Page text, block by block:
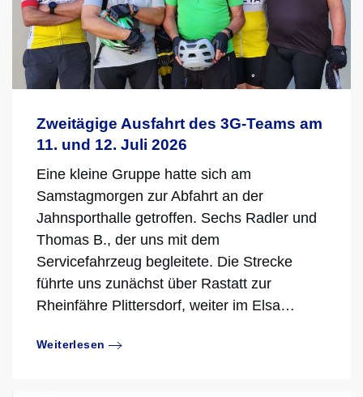
Zweitägige Ausfahrt des 3G-Teams am
11. und 12. Juli 2026
Eine kleine Gruppe hatte sich am
Samstagmorgen zur Abfahrt an der
Jahnsporthalle getroffen. Sechs Radler und
Thomas B., der uns mit dem
Servicefahrzeug begleitete. Die Strecke
führte uns zunächst über Rastatt zur
Rheinfähre Plittersdorf, weiter im Elsa…
Weiterlesen